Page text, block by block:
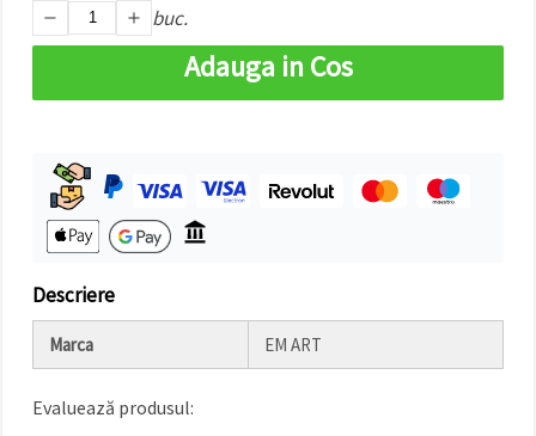
buc.
Adauga in Cos
Descriere
Marca EM ART
Evaluează produsul: